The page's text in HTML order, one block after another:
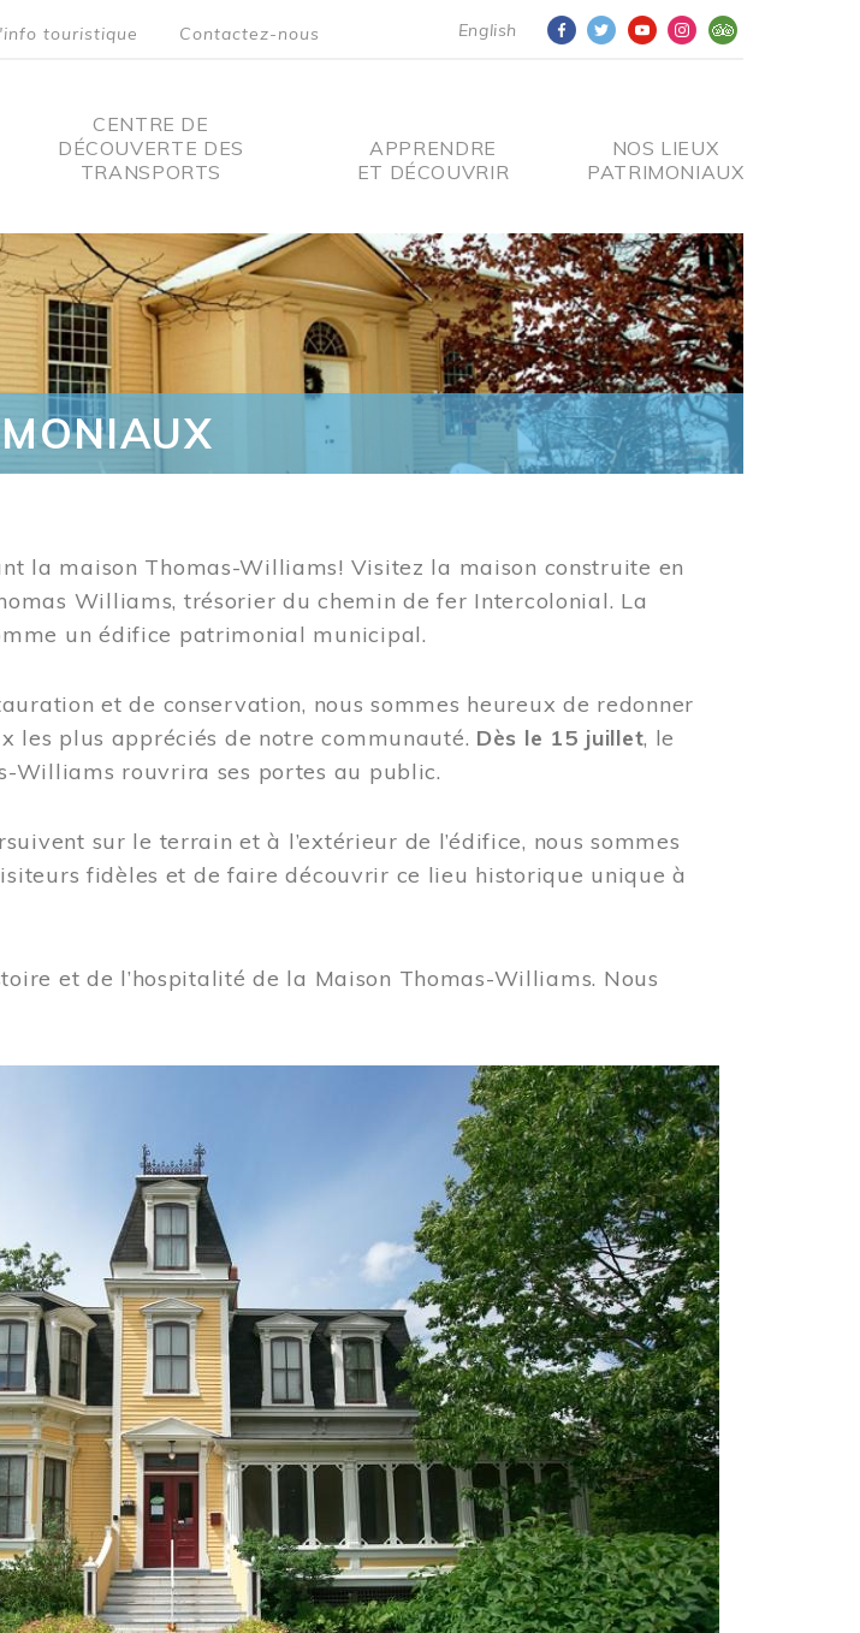
English
touristique Contactez-nous
CENTRE DE
DÉCOUVERTE DES
TRANSPORTS
APPRENDRE
ET DÉCOUVRIR
NOS LIEUX
PATRIMONIAUX
la maison Thomas-Williams! Visitez la maison construite en
Williams, trésorier du chemin de fer Intercolonial. La
un édifice patrimonial municipal.
et de conservation, nous sommes heureux de redonner
les plus appréciés de notre communauté. Dès le 15 juillet, le
Williams rouvrira ses portes au public.
sur le terrain et à l’extérieur de l’édifice, nous sommes
fidèles et de faire découvrir ce lieu historique unique à
et de l’hospitalité de la Maison Thomas-Williams. Nous